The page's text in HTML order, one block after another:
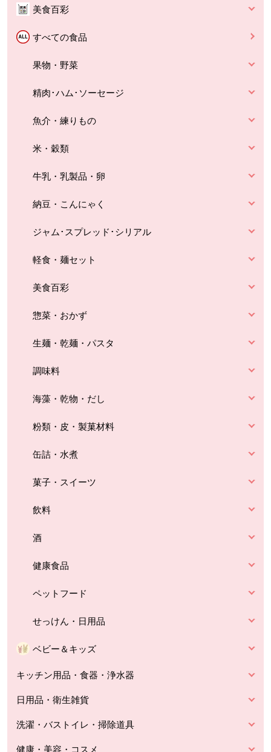
美食百彩
すべての食品
果物・野菜
精肉･ハム･ソーセージ
魚介・練りもの
米・穀類
牛乳・乳製品・卵
納豆・こんにゃく
ジャム･スプレッド･シリアル
軽食・麺セット
美食百彩
惣菜・おかず
生麺・乾麺・パスタ
調味料
海藻・乾物・だし
粉類・皮・製菓材料
缶詰・水煮
菓子・スイーツ
飲料
酒
健康食品
ペットフード
せっけん・日用品
ベビー＆キッズ
キッチン用品・食器・浄水器
日用品・衛生雑貨
洗濯・バストイレ・掃除道具
健康・美容・コスメ